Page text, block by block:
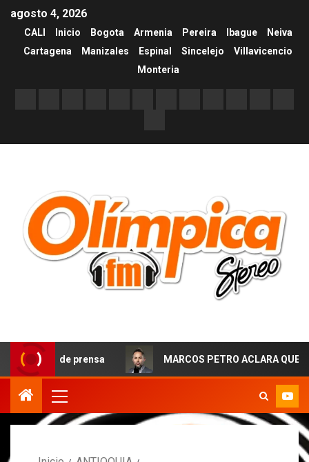
agosto 4, 2026
CALI Inicio Bogota Armenia Pereira Ibague
Neiva
Cartagena
Manizales Espinal Sincelejo
Villavicencio
Monteria
prensa MARCOS PETRO ACLARA QUE NO TUVO